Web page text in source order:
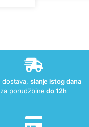
dostava, slanje istog dana
za porudžbine do 12h